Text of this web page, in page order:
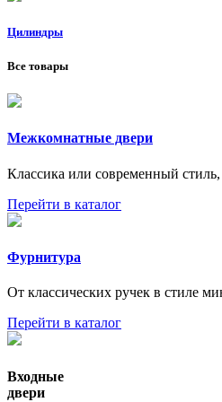
Цилиндры
Все товары
Межкомнатные двери
Классика или современный
Перейти в каталог
Фурнитура
От классических ручек в стиле
Перейти в каталог
Входные
двери